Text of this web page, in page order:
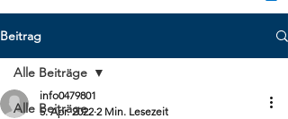
Beitrag
Alle Beiträge
Alle Beiträge
info0479801
5. Apr. 2022 2 Min. Lesezeit